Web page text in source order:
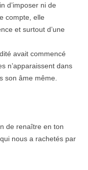
d’imposer ni de
compte, elle
et surtout d’une
avait commencé
n’apparaissent dans
son âme même.
de renaître en ton
nous a rachetés par